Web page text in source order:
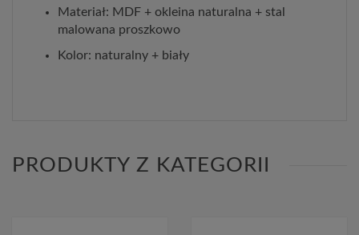
Materiał: MDF + okleina naturalna + stal
malowana proszkowo
Kolor: naturalny + biały
PRODUKTY Z KATEGORII